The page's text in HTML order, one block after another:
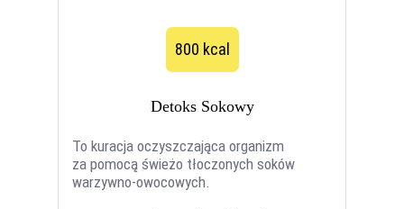
800 kcal
Detoks Sokowy
To kuracja oczyszczająca organizm
za pomocą świeżo tłoczonych soków
warzywno-owocowych.